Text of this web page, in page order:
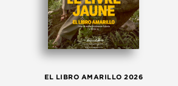
EL LIBRO AMARILLO 2026